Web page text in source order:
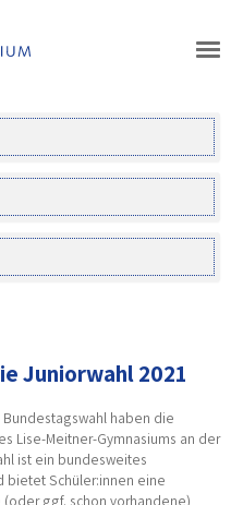
Juniorwahl 2021
haben die
Lise-Meitner-Gymnasiums an der
ist ein bundesweites
bietet Schüler:innen eine
ggf. schon vorhandene)